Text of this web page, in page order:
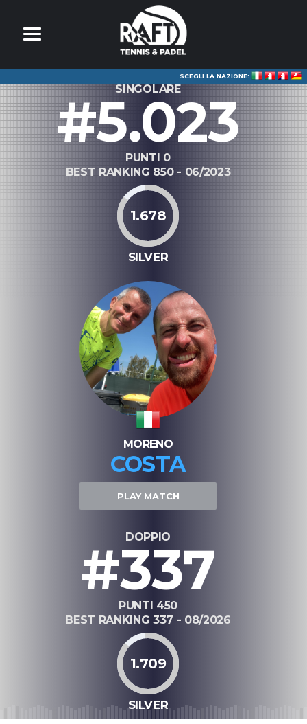
SCEGLI LA NAZIONE:
SINGOLARE
#5.023
PUNTI 0
BEST RANKING 850 - 06/2023
1.678
SILVER
MORENO
COSTA
PLAY MATCH
DOPPIO
#337
PUNTI 450
BEST RANKING 337 - 08/2026
1.709
SILVER